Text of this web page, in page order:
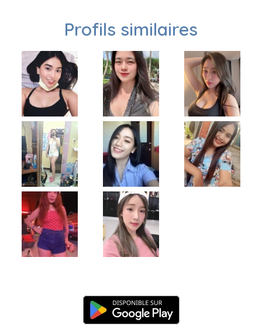
Profils similaires